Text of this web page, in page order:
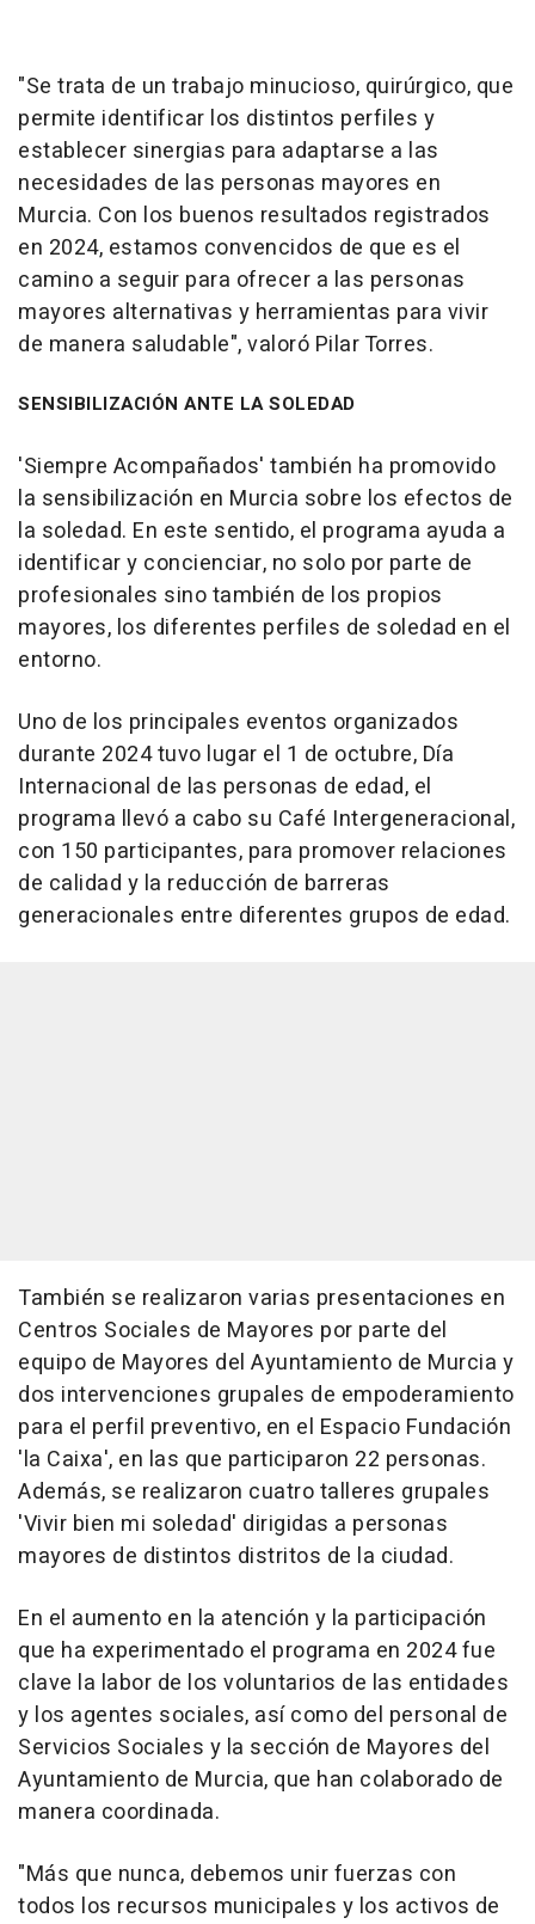
"Se trata de un trabajo minucioso, quirúrgico, que
permite identificar los distintos perfiles y
establecer sinergias para adaptarse a las
necesidades de las personas mayores en
Murcia. Con los buenos resultados registrados
en 2024, estamos convencidos de que es el
camino a seguir para ofrecer a las personas
mayores alternativas y herramientas para vivir
de manera saludable", valoró Pilar Torres.
SENSIBILIZACIÓN ANTE LA SOLEDAD
'Siempre Acompañados' también ha promovido
la sensibilización en Murcia sobre los efectos de
la soledad. En este sentido, el programa ayuda a
identificar y concienciar, no solo por parte de
profesionales sino también de los propios
mayores, los diferentes perfiles de soledad en el
entorno.
Uno de los principales eventos organizados
durante 2024 tuvo lugar el 1 de octubre, Día
Internacional de las personas de edad, el
programa llevó a cabo su Café Intergeneracional,
con 150 participantes, para promover relaciones
de calidad y la reducción de barreras
generacionales entre diferentes grupos de edad.
También se realizaron varias presentaciones en
Centros Sociales de Mayores por parte del
equipo de Mayores del Ayuntamiento de Murcia y
dos intervenciones grupales de empoderamiento
para el perfil preventivo, en el Espacio Fundación
'la Caixa', en las que participaron 22 personas.
Además, se realizaron cuatro talleres grupales
'Vivir bien mi soledad' dirigidas a personas
mayores de distintos distritos de la ciudad.
En el aumento en la atención y la participación
que ha experimentado el programa en 2024 fue
clave la labor de los voluntarios de las entidades
y los agentes sociales, así como del personal de
Servicios Sociales y la sección de Mayores del
Ayuntamiento de Murcia, que han colaborado de
manera coordinada.
"Más que nunca, debemos unir fuerzas con
todos los recursos municipales y los activos de